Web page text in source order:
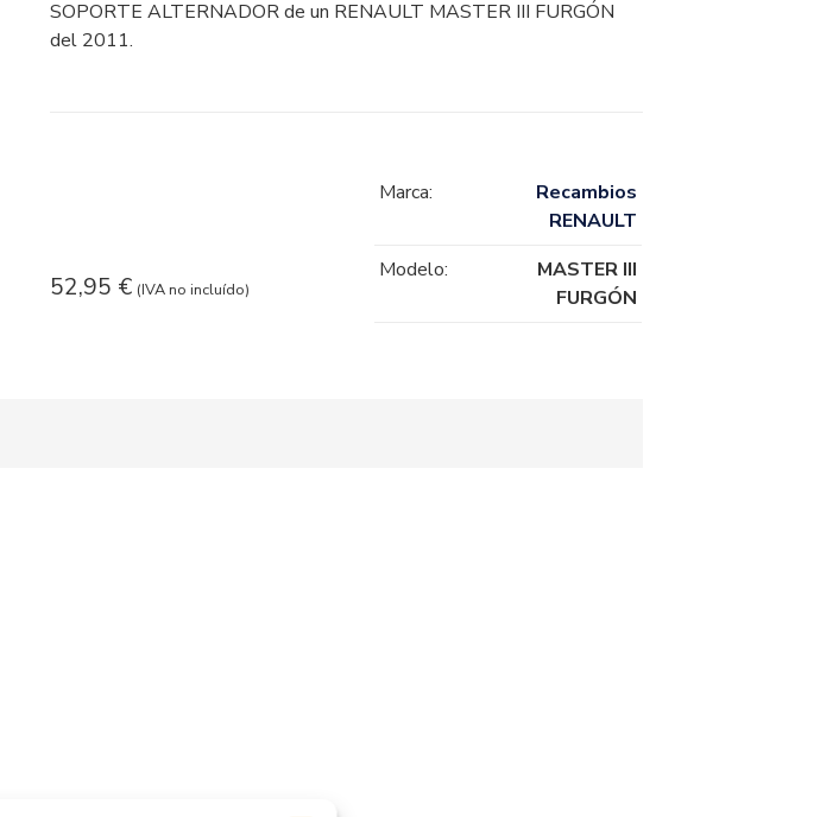
SOPORTE ALTERNADOR de un RENAULT MASTER III FURGÓN
del 2011.
52,95 € (IVA no incluído)
Marca:
Recambios
RENAULT
Modelo:
MASTER III
FURGÓN